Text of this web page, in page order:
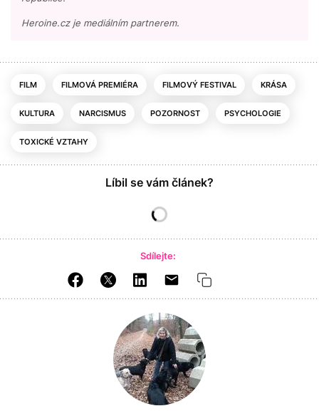
Heroine.cz je mediálním partnerem.
FILM FILMOVÁ PREMIÉRA FILMOVÝ FESTIVAL KRÁSA
KULTURA NARCISMUS POZORNOST PSYCHOLOGIE
TOXICKÉ VZTAHY
Líbil se vám článek?
Sdílejte: